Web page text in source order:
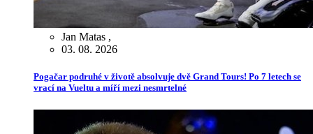
Jan Matas ,
03. 08. 2026
Pogačar podruhé v životě absolvuje dvě Grand Tours! Po 7 letech se
vrací na Vueltu a míří mezi nesmrtelné